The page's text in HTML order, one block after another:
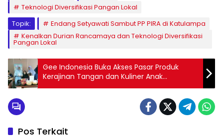
Teknologi Diversifikasi Pangan Lokal
Topik:
Endang Setyawati Sambut PP PIRA di Katulampa
Kenalkan Durian Rancamaya dan Teknologi Diversifikasi
Pangan Lokal
Gee Indonesia Buka Akses Pasar Produk
Kerajinan Tangan dan Kuliner Anak
Berkebutuhan Khusus
Pos Terkait